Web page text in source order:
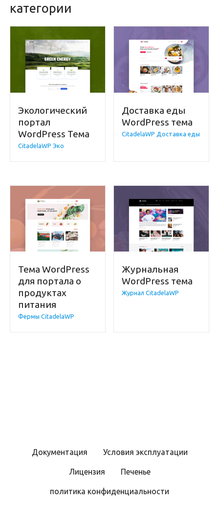
категории
Экологический
портал
WordPress Тема
CitadelaWP Эко
Доставка еды
WordPress тема
CitadelaWP Доставка еды
Тема WordPress
для портала о
продуктах
питания
Фермы CitadelaWP
Журнальная
WordPress тема
Журнал CitadelaWP
Документация Условия эксплуатации
Лицензия Печенье
политика конфиденциальности